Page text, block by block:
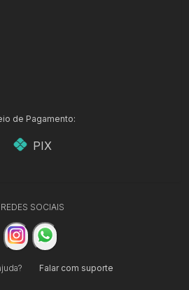
de Pagamento:
PIX
REDES SOCIAIS
Falar com suporte